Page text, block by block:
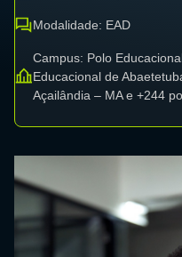
Modalidade: EAD
Campus: Polo
Educacional de
Açailândia – MA e +244